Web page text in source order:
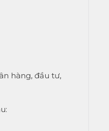
hàng, đầu tư,